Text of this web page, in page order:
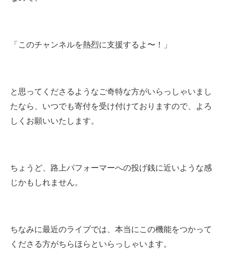
「このチャンネルを熱烈に支援するよ〜！」
と思ってくださるようなご奇特な方がいらっしゃいまし
たなら、いつでも寄付を受け付けておりますので、よろ
しくお願いいたします。
ちょうど、路上パフォーマーへの投げ銭に近いような感
じかもしれません。
ちなみに最近のライブでは、本当にこの機能をつかって
くださる方がちらほらといらっしゃいます。